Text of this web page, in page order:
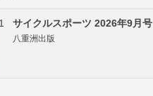
1 サイクルスポーツ 2026年9月号
八重洲出版